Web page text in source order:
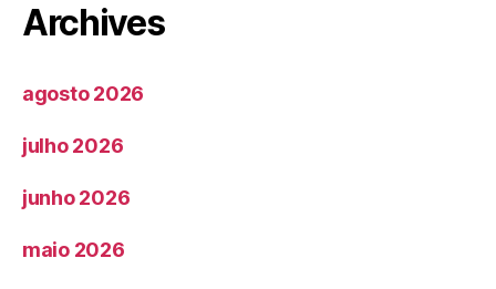
Archives
agosto 2026
julho 2026
junho 2026
maio 2026